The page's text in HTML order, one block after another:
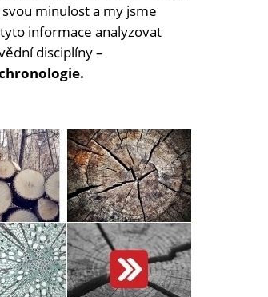
svou minulost a my jsme
informace analyzovat
disciplíny –